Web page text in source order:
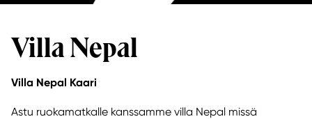
Villa Nepal
Villa Nepal Kaari
Astu ruokamatkalle kanssamme villa Nepal missä